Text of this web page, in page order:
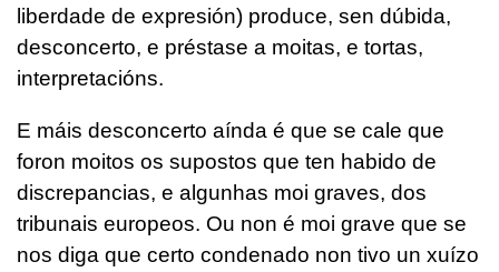
liberdade de expresión) produce, sen dúbida,
desconcerto, e préstase a moitas, e tortas,
interpretacións.
E máis desconcerto aínda é que se cale que
foron moitos os supostos que ten habido de
discrepancias, e algunhas moi graves, dos
tribunais europeos. Ou non é moi grave que se
nos diga que certo condenado non tivo un xuízo